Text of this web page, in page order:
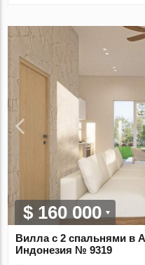
$ 160 000
Вилла с 2 спальнями в
Индонезия № 9319